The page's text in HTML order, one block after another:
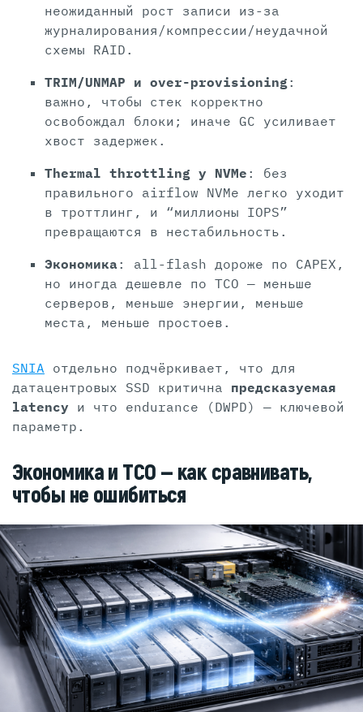
неожиданный рост записи из-за
журналирования/компрессии/неудачной
схемы RAID.
TRIM/UNMAP и over-provisioning :
важно, чтобы стек корректно
освобождал блоки; иначе GC усиливает
хвост задержек.
Thermal throttling у NVMe : без
правильного airflow NVMe легко уходит
в троттлинг, и “миллионы IOPS”
превращаются в нестабильность.
Экономика: all-flash дороже по CAPEX,
но иногда дешевле по TCO — меньше
серверов, меньше энергии, меньше
места, меньше простоев.
SNIA отдельно подчёркивает, что для
датацентровых SSD критична предсказуемая
latency и что endurance (DWPD) — ключевой
параметр.
Экономика и TCO — как сравнивать,
чтобы не ошибиться